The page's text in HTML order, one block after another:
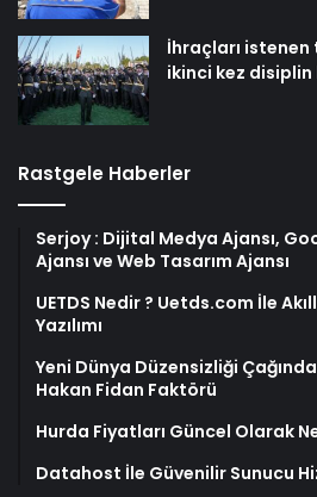
İhraçları istenen
ikinci kez
Rastgele Haberler
Serjoy : Dijital Medya Ajansı,
Ajansı ve Web Tasarım Ajansı
UETDS Nedir ? Uetds.com İle
Yazılımı
Yeni Dünya Düzensizliği
Hakan Fidan Faktörü
Hurda Fiyatları Güncel Olarak
Datahost İle Güvenilir Sunucu